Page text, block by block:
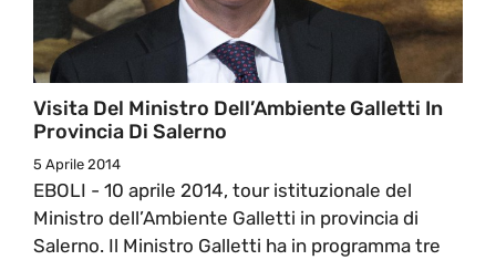
Visita Del Ministro Dell’Ambiente Galletti In
Provincia Di Salerno
5 Aprile 2014
EBOLI - 10 aprile 2014, tour istituzionale del
Ministro dell’Ambiente Galletti in provincia di
Salerno. Il Ministro Galletti ha in programma tre